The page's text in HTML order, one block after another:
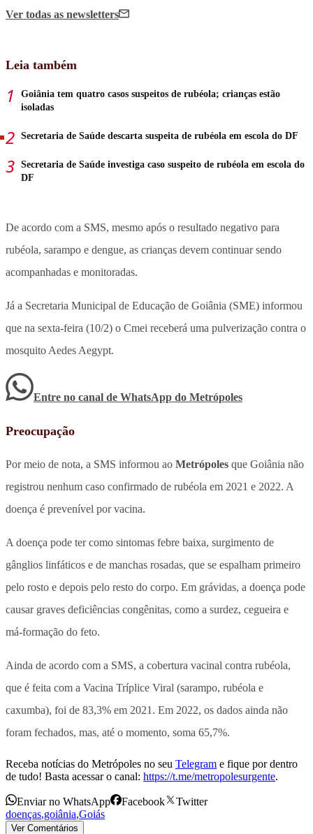
Ver todas as newsletters
Leia também
Goiânia tem quatro casos suspeitos de rubéola; crianças estão
isoladas
Secretaria de Saúde descarta suspeita de rubéola em escola do DF
Secretaria de Saúde investiga caso suspeito de rubéola em escola do
DF
De acordo com a SMS, mesmo após o resultado negativo para
rubéola, sarampo e dengue, as crianças devem continuar sendo
acompanhadas e monitoradas.
Já a Secretaria Municipal de Educação de Goiânia (SME) informou
que na sexta-feira (10/2) o Cmei receberá uma pulverização contra o
mosquito Aedes Aegypt.
Entre no canal de WhatsApp do Metrópoles
Preocupação
Por meio de nota, a SMS informou ao Metrópoles que Goiânia não
registrou nenhum caso confirmado de rubéola em 2021 e 2022. A
doença é prevenível por vacina.
A doença pode ter como sintomas febre baixa, surgimento de
gânglios linfáticos e de manchas rosadas, que se espalham primeiro
pelo rosto e depois pelo resto do corpo. Em grávidas, a doença pode
causar graves deficiências congênitas, como a surdez, cegueira e
má-formação do feto.
Ainda de acordo com a SMS, a cobertura vacinal contra rubéola,
que é feita com a Vacina Tríplice Viral (sarampo, rubéola e
caxumba), foi de 83,3% em 2021. Em 2022, os dados ainda não
foram fechados, mas, até o momento, soma 65,7%.
Receba notícias do Metrópoles no seu Telegram e fique por dentro
de tudo! Basta acessar o canal: https://t.me/metropolesurgente.
Enviar no WhatsApp Facebook
Twitter
doenças,goiânia,Goiás
Ver Comentários